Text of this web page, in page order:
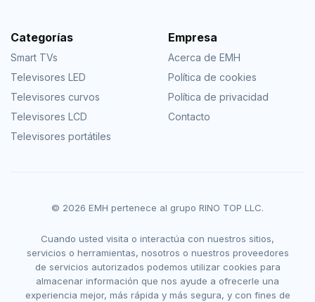
Categorías
Smart TVs
Televisores LED
Televisores curvos
Televisores LCD
Televisores portátiles
Empresa
Acerca de EMH
Política de cookies
Política de privacidad
Contacto
© 2026 EMH pertenece al grupo RINO TOP LLC.
Cuando usted visita o interactúa con nuestros sitios,
servicios o herramientas, nosotros o nuestros proveedores
de servicios autorizados podemos utilizar cookies para
almacenar información que nos ayude a ofrecerle una
experiencia mejor, más rápida y más segura, y con fines de